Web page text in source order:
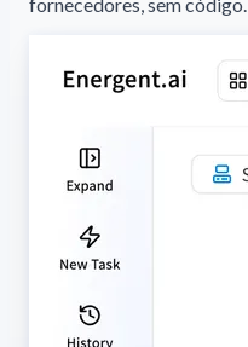
fornecedores, sem código.